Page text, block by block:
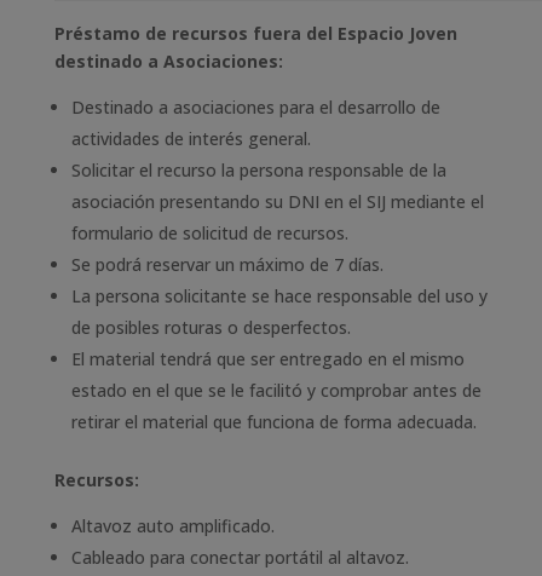
Préstamo de recursos fuera del Espacio Joven
destinado a Asociaciones:
Destinado a asociaciones para el desarrollo de
actividades de interés general.
Solicitar el recurso la persona responsable de la
asociación presentando su DNI en el SIJ mediante el
formulario de solicitud de recursos.
Se podrá reservar un máximo de 7 días.
La persona solicitante se hace responsable del uso y
de posibles roturas o desperfectos.
El material tendrá que ser entregado en el mismo
estado en el que se le facilitó y comprobar antes de
retirar el material que funciona de forma adecuada.
Recursos:
Altavoz auto amplificado.
Cableado para conectar portátil al altavoz.